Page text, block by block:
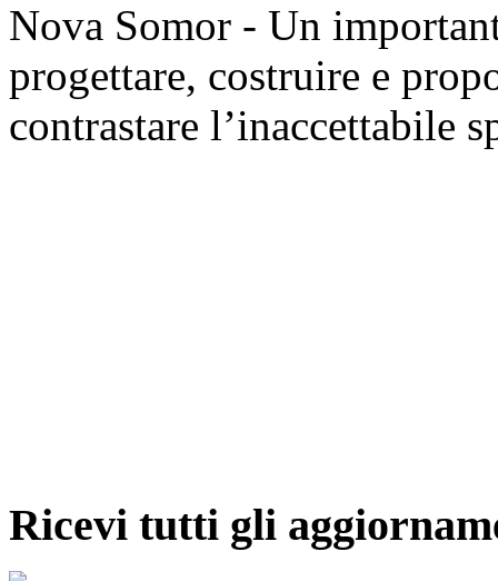
Nova Somor - Un
progettare, costruire e
contrastare l’inaccettabile
Ricevi tutti gli